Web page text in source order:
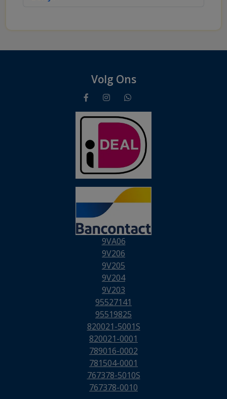
Volg Ons
9VA06
9V206
9V205
9V204
9V203
95527141
95519825
820021-5001S
820021-0001
789016-0002
781504-0001
767378-5010S
767378-0010